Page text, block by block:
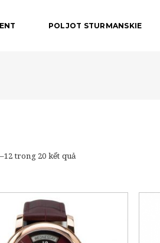
POLJOT STURMANSKIE
trong 20 kết quả